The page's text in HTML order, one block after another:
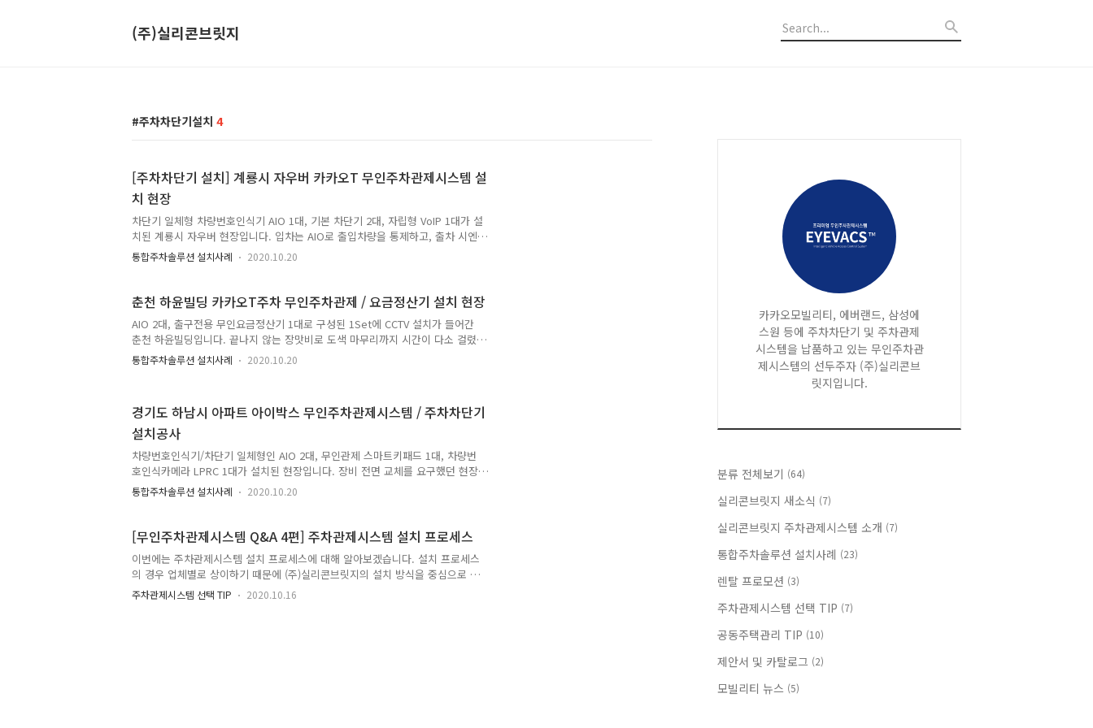
(주)실리콘브릿지
주차차단기설치 4
[주차차단기 설치] 계룡시 자우버 카카오T 무인주차관제시스템 설
치 현장
차단기 일체형 차량번호인식기 AIO 1대, 기본 차단기 2대, 자립형 VoIP 1대가 설
치된 계룡시 자우버 현장입니다. 입차는 AIO로 출입차량을 통제하고, 출차 시엔
프리패스로 빠르게 빠져나갈 수 있도록 시스템을 정비했습니다. 입구에 자립형
VoIP를 설치해 차량등록이 안 된 방문객은 인터폰을 통해 관리실과 소통할 수
는 경우 보통은 가운데 아일랜드를 설치하고 입출차를 통제합니다. 하지만 이곳
은 현장 실사 및 회의 결과 아일랜드를 각각 분리 해 입차 AIO를 뒤쪽에 설치하
기로 했습니다. 입차 시 차량 회전각도를 고려해 좀 더 뒤쪽에 차량번호인식기를
설치해야 인식률이 높아지기 때문입니다. 차량이 들어올 때 번호인식카메라가 차
량번..
통합주차솔루션 설치사례 2020.10.20
춘천 하윤빌딩 카카오T주차 무인주차관제 / 요금정산기 설치 현장
AIO 2대, 출구전용 무인요금정산기 1대로 구성된 1Set에 CCTV 설치가 들어간
춘천 하윤빌딩입니다. 끝나지 않는 장맛비로 도색 마무리까지 시간이 다소 걸렸
던 현장이기도 합니다. 설치 전 모습입니다. 차량번호인식카메라 각도를 고려해
아일랜드 설치 위치를 정합니다. 아일랜드와 루프코일을 시공합니다. 주차관제시
를 하지 못했습니다. 맑은 날 도색까지 완벽히 마무리 한 모습입니다. 막 도색을
끝내 카카오의 브랜드컬러가 선명하게 돋보입니다. 마지막으로 CCTV 화면까지
제대로 송출되는 것을 확인하고 공사를 마무리지었습니다.
통합주차솔루션 설치사례 2020.10.20
경기도 하남시 아파트 아이박스 무인주차관제시스템 / 주차차단기
설치공사
차량번호인식기/차단기 일체형인 AIO 2대, 무인관제 스마트키패드 1대, 차량번
호인식카메라 LPRC 1대가 설치된 현장입니다. 장비 전면 교체를 요구했던 현장
이지만 기본 차단기의 경우 지속적으로 사용할 수 있다고 판단했습니다. 이에 방
문객/입주민 전용 출구는 불필요한 낭비 없이 타 업체의기본 차단기를 혼합해 세
에 비해 설치 기간이 짧고 공사비가 절감된다는 장점이 있습니다. 완공 후 모습
입니다. 프리미엄 아파트단지인만큼 입주민의 편리성은 최대한 보장합니다. 입주
민 등록 차량은 언제든지 자유롭게 입출차가 가능하며, 입주민 방문객의 경우도
별도의 등록절차를 통해 제한적인 입출차가 가능합니다. (입주민이 앱을 통해 직
접 방문예약을 하거나..
통합주차솔루션 설치사례 2020.10.20
[무인주차관제시스템 Q&A 4편] 주차관제시스템 설치 프로세스
이번에는 주차관제시스템 설치 프로세스에 대해 알아보겠습니다. 설치 프로세스
의 경우 업체별로 상이하기 때문에 (주)실리콘브릿지의 설치 방식을 중심으로 소
개해드리겠습니다. 무인주차장 운영 상담부터 견적까지 영업상담문의→시공현장
방문→시공견적산출 무인주차장 운영에 관심이 있는 분들이 업체 블로그나 공식
주차관제시스템 선택 TIP 2020.10.16
카카오모빌리티, 에버랜드, 삼성에
스원 등에 주차차단기 및 주차관제
시스템을 납품하고 있는 무인주차관
제시스템의 선두주자 (주)실리콘브
릿지입니다.
분류 전체보기 (64)
실리콘브릿지 새소식 (7)
실리콘브릿지 주차관제시스템 소개 (7)
통합주차솔루션 설치사례 (23)
렌탈 프로모션 (3)
주차관제시스템 선택 TIP (7)
공동주택관리 TIP (10)
제안서 및 카탈로그 (2)
모빌리티 뉴스 (5)